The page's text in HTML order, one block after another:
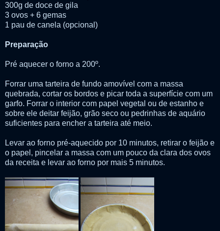
300g de doce de gila
3 ovos + 6 gemas
1 pau de canela (opcional)
Preparação
Pré aquecer o forno a 200º.
Forrar uma tarteira de fundo amovível com a massa
quebrada, cortar os bordos e picar toda a superfície com um
garfo. Forrar o interior com papel vegetal ou de estanho e
sobre ele deitar feijão, grão seco ou pedrinhas de aquário
suficientes para encher a tarteira até meio.
Levar ao forno pré-aquecido por 10 minutos, retirar o feijão e
o papel, pincelar a massa com um pouco da clara dos ovos
da receita e levar ao forno por mais 5 minutos.